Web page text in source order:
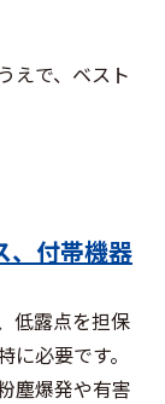
えで、ベスト
、付帯機器
低露点を担保
必要です。
塵爆発や有害